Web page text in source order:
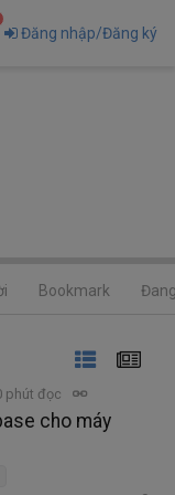
Đăng nhập/Đăng ký
Bookmark
phút đọc
cho máy